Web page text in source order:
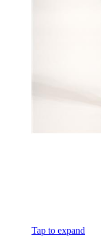
Tap to expand